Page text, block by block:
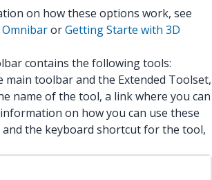
on how these options work, see
orGetting Starte with 3D
contains the following tools:
main toolbar and the Extended Toolset,
name of the tool, a link where you can
on how you can use these
the keyboard shortcut for the tool,